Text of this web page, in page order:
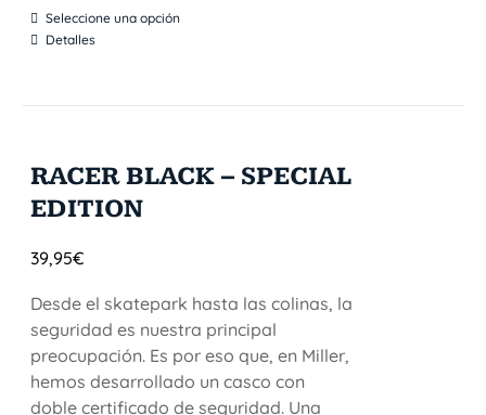
Seleccione una opción
Detalles
RACER BLACK – SPECIAL
EDITION
39,95€
Desde el skatepark hasta las colinas, la
seguridad es nuestra principal
preocupación. Es por eso que, en Miller,
hemos desarrollado un casco con
doble certificado de seguridad. Una